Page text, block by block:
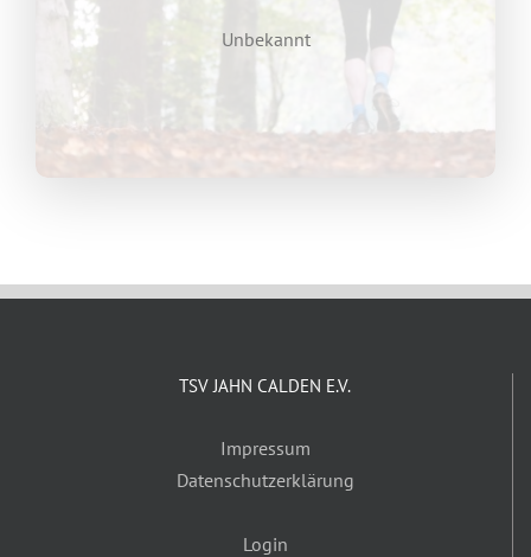
Unbekannt
TSV JAHN CALDEN E.V.
Impressum
Datenschutzerklärung
Login